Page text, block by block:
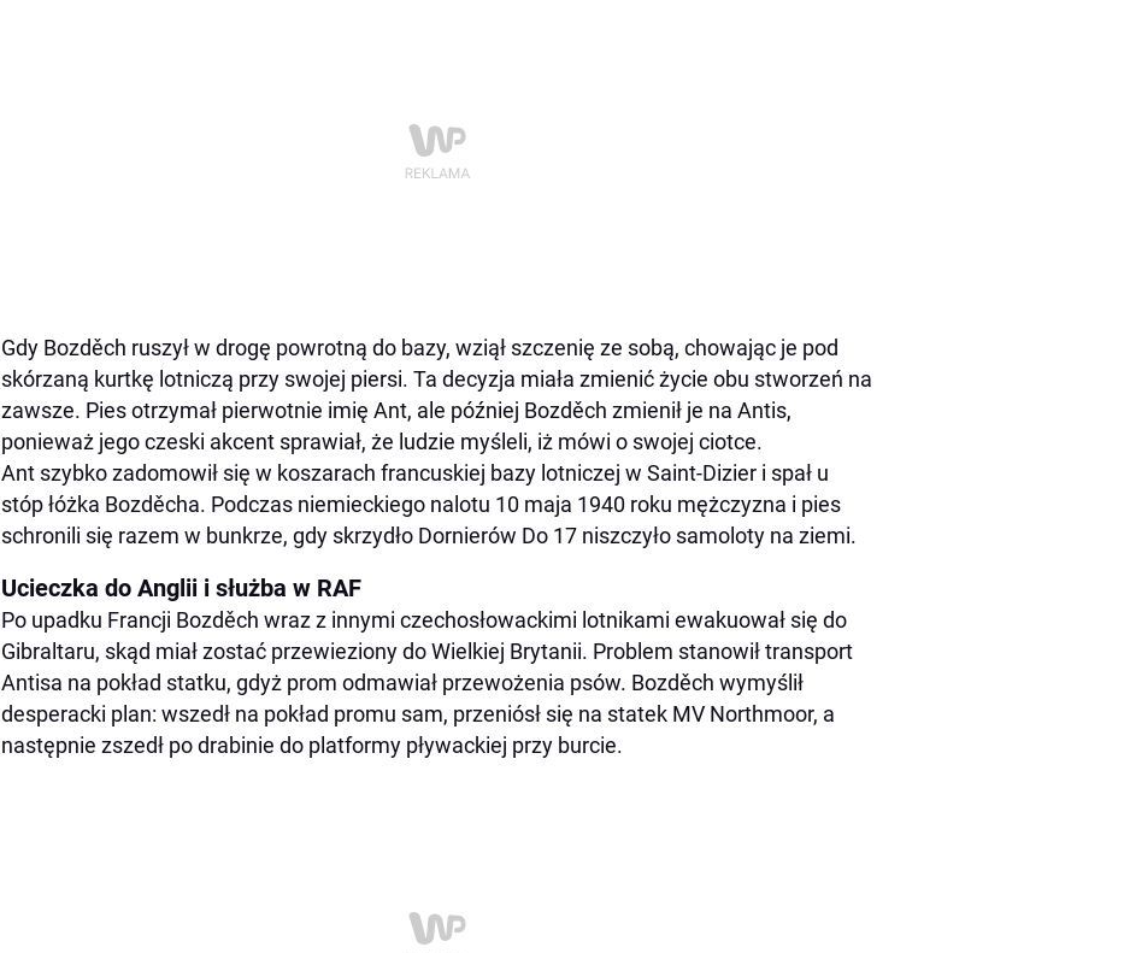
Gdy Bozděch ruszył w drogę powrotną do bazy, wziął szczenię ze sobą, chowając je pod
skórzaną kurtkę lotniczą przy swojej piersi. Ta decyzja miała zmienić życie obu stworzeń na
zawsze. Pies otrzymał pierwotnie imię Ant, ale później Bozděch zmienił je na Antis,
ponieważ jego czeski akcent sprawiał, że ludzie myśleli, iż mówi o swojej ciotce.
Ant szybko zadomowił się w koszarach francuskiej bazy lotniczej w Saint-Dizier i spał u
stóp łóżka Bozděcha. Podczas niemieckiego nalotu 10 maja 1940 roku mężczyzna i pies
schronili się razem w bunkrze, gdy skrzydło Dornierów Do 17 niszczyło samoloty na ziemi.
Ucieczka do Anglii i służba w RAF
Po upadku Francji Bozděch wraz z innymi czechosłowackimi lotnikami ewakuował się do
Gibraltaru, skąd miał zostać przewieziony do Wielkiej Brytanii. Problem stanowił transport
Antisa na pokład statku, gdyż prom odmawiał przewożenia psów. Bozděch wymyślił
desperacki plan: wszedł na pokład promu sam, przeniósł się na statek MV Northmoor, a
następnie zszedł po drabinie do platformy pływackiej przy burcie.